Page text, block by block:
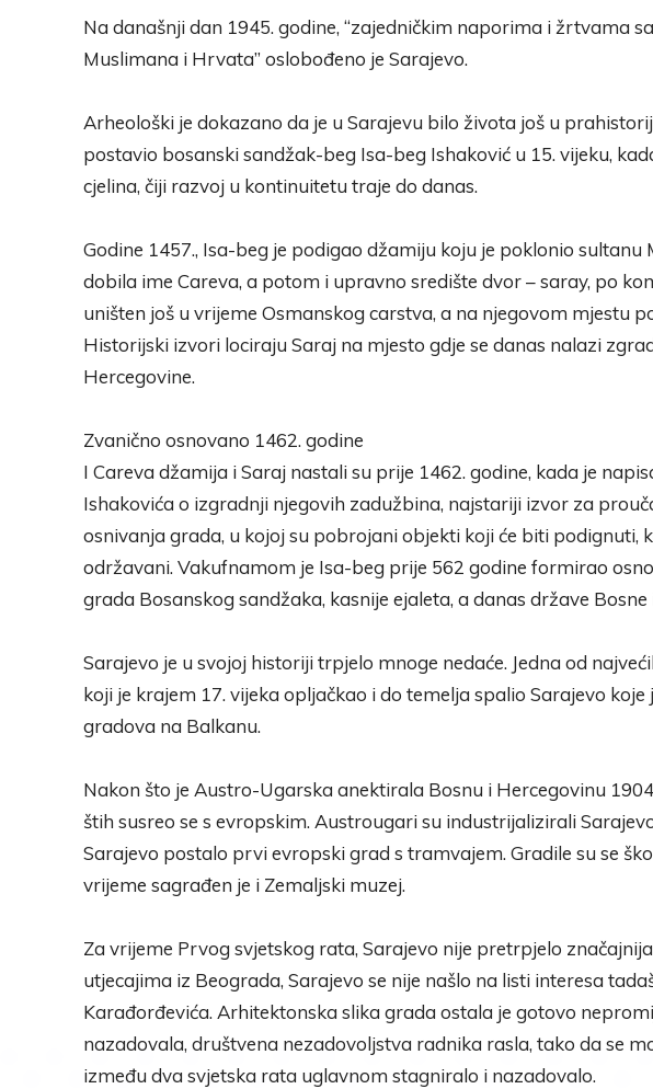
Na današnji dan 1945. godine, “zajedničkim naporima i žrtvama
Muslimana i Hrvata” oslobođeno je Sarajevo.
Arheološki je dokazano da je u Sarajevu bilo života još u
postavio bosanski sandžak-beg Isa-beg Ishaković u 15. vijeku,
cjelina, čiji razvoj u kontinuitetu traje do danas.
Godine 1457., Isa-beg je podigao džamiju koju je poklonio sultanu
dobila ime Careva, a potom i upravno središte dvor – saray, po
uništen još u vrijeme Osmanskog carstva, a na njegovom mjestu
Historijski izvori lociraju Saraj na mjesto gdje se danas nalazi
Hercegovine.
Zvanično osnovano 1462. godine
I Careva džamija i Saraj nastali su prije 1462. godine, kada je
Ishakovića o izgradnji njegovih zadužbina, najstariji izvor za
osnivanja grada, u kojoj su pobrojani objekti koji će biti podignuti,
održavani. Vakufnamom je Isa-beg prije 562 godine formirao
grada Bosanskog sandžaka, kasnije ejaleta, a danas države Bosne
Sarajevo je u svojoj historiji trpjelo mnoge nedaće. Jedna od
koji je krajem 17. vijeka opljačkao i do temelja spalio Sarajevo
gradova na Balkanu.
Nakon što je Austro-Ugarska anektirala Bosnu i Hercegovinu
štih susreo se s evropskim. Austrougari su industrijalizirali
Sarajevo postalo prvi evropski grad s tramvajem. Gradile su se
vrijeme sagrađen je i Zemaljski muzej.
Za vrijeme Prvog svjetskog rata, Sarajevo nije pretrpjelo
utjecajima iz Beograda, Sarajevo se nije našlo na listi interesa
Karađorđevića. Arhitektonska slika grada ostala je gotovo
nazadovala, društvena nezadovoljstva radnika rasla, tako da se
između dva svjetska rata uglavnom stagniralo i nazadovalo.